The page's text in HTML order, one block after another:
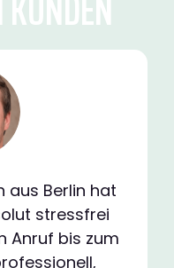
aus Berlin hat
stressfrei
Anruf bis zum